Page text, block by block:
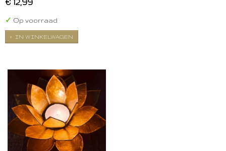
✓ Op voorraad
IN WINKELWAGEN